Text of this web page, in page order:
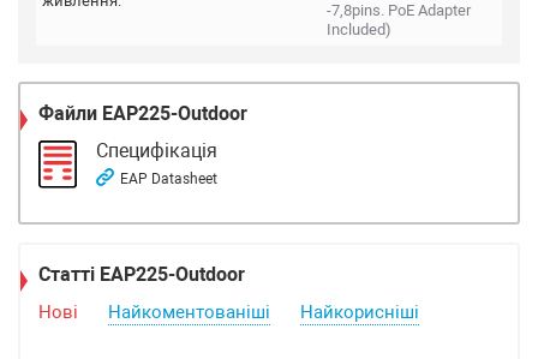
-7,8pins. PoE Adapter
Included)
Файли EAP225-Outdoor
Специфікація
EAP Datasheet
Статті EAP225-Outdoor
Нові Найкоментованіші Найкорисніші